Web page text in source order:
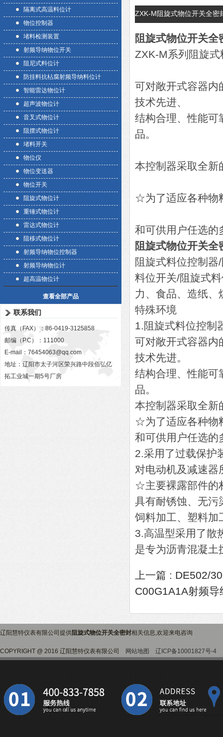
隔离式高温料位计
物位控制器
堵料检测装置
射频导纳物位开关
阻尼式料位计
防挂料抗枮腐射频导纳料位计
智能雷达物位计
超声波物位计
音叉式物位计
阻摆式物位计
堵料开关
物位仪
物位变送器
物位开关
阻旋式物位计
重锤式物位计
雷达式物位计
阻移式物位计
射频导纳物位控制器
射频导纳物位计
超高温物位计
查看全部产品
联系我们
传真（FAX）：86-0419-3125858
邮编（P.C）：111000
E-mail： 76454063@qq.com
地址：辽阳市太子河区荣兴路中段佰弘亿
拓工业城一期5号厂房
ZXK-M阻旋式物位开关全密
阻旋式物位开关全
ZXK-M系列阻旋
可对敞开式容器内
技术先进、
结构合理、性能可
品。
本控制器采取全新
☆为了适应各种物
和可供用户任选的
阻旋式物位开关全
阻旋式料位控制
料位开关/阻旋式
力、食品、造纸、
特殊环境
1.阻旋式料位控制
可对敞开式容器内
技术先进。
结构合理、性能可
品。
本控制器采取全新
☆为了适应各种物
和可供用户任选的
2.采用了过载保护
对电动机及减速器
☆主要裸露部件的
具有耐锈蚀、无污
饲料加工、塑料加
3.高温型采用了散
是专为沥青混凝
上一篇 : DE502/
C00G1A1A射频
辽阳慧特仪表有限公司提供阻旋式物位开关全密封相关信息,欢迎来电咨询
COPYRIGHT @ 2016 辽阳慧特仪表有限公司 网站地图 辽ICP备10001827号-4